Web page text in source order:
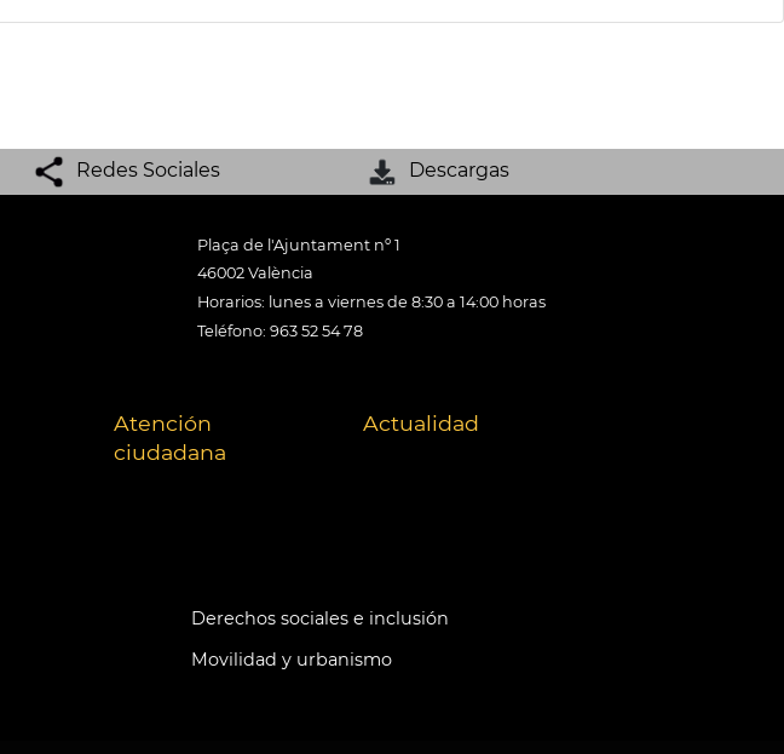
Redes Sociales Descargas
Plaça de l'Ajuntament nº 1
46002 València
Horarios: lunes a viernes de 8:30 a 14:00 horas
Teléfono: 963 52 54 78
Atención
ciudadana
Actualidad
Derechos sociales e inclusión
Movilidad y urbanismo